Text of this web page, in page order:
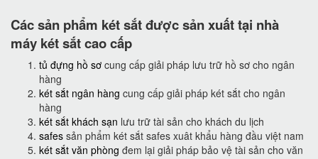
Các sản phẩm két sắt được sản xuất tại nhà
máy két sắt cao cấp
tủ đựng hồ sơ cung cấp giải pháp lưu trữ hồ sơ cho ngân
hàng
két sắt ngân hàng cung cấp giải pháp két sắt cho ngân
hàng
két sắt khách sạn lưu trữ tài sản cho khách du lịch
safes sản phẩm két sắt safes xuât khẩu hàng đầu việt nam
két sắt văn phòng đem lại giải pháp bảo vệ tài sản cho văn